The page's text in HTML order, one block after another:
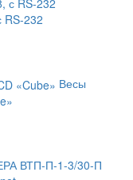
RS-232
Весы